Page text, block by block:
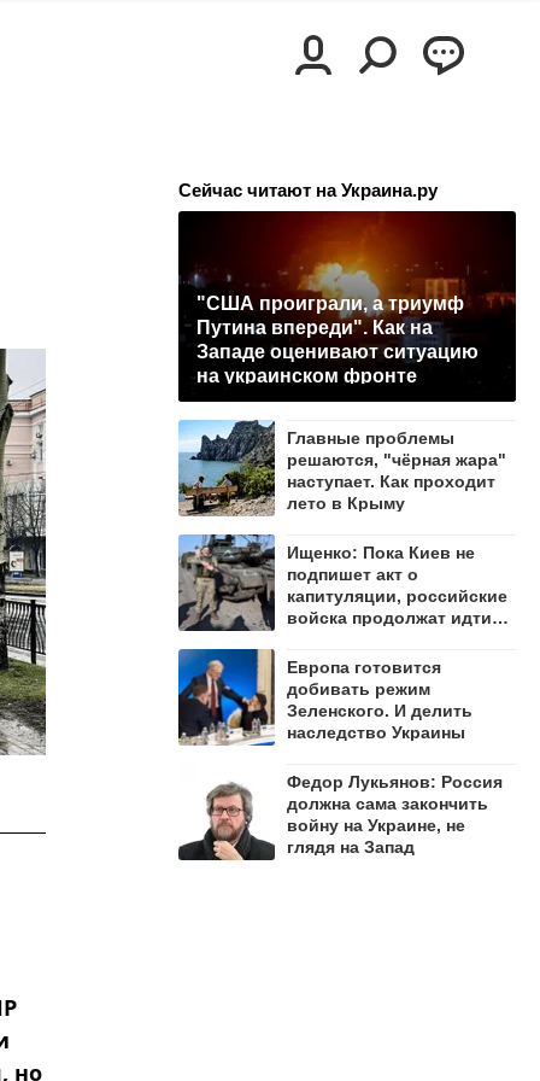
но
Сейчас читают на Украина.ру
"США проиграли, а триумф
Путина впереди". Как на
Западе оценивают ситуацию
на украинском фронте
Главные проблемы
решаются, "чёрная жара"
наступает. Как проходит
лето в Крыму
Ищенко: Пока Киев не
подпишет акт о
капитуляции, российские
войска продолжат идти
Европа готовится
добивать режим
Зеленского. И делить
наследство Украины
Федор Лукьянов: Россия
должна сама закончить
войну на Украине, не
глядя на Запад